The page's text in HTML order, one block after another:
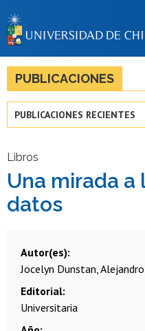
LA
PUBLICACIONES
PUBLICACIONES RECIENTES
Libros
Una mirada a
datos
Autor(es)
Jocelyn Dunstan,
Editorial
Universitaria